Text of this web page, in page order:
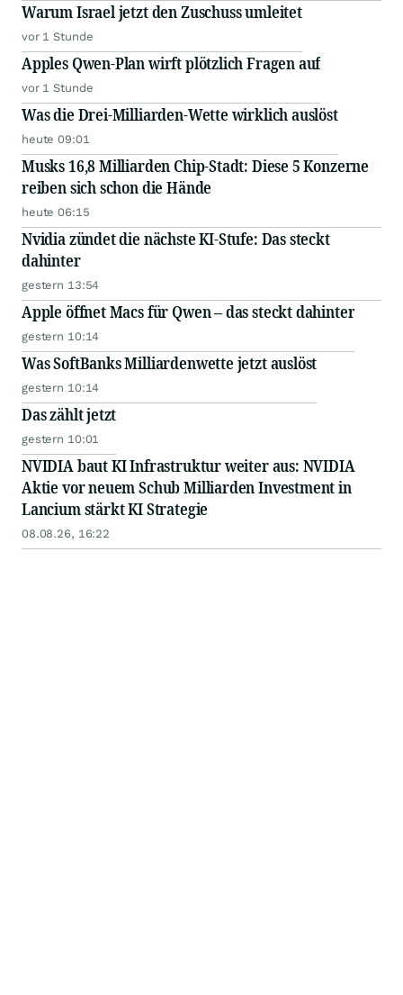
Warum Israel jetzt den Zuschuss umleitet
vor 1 Stunde
Apples Qwen-Plan wirft plötzlich Fragen auf
vor 1 Stunde
Was die Drei-Milliarden-Wette wirklich auslöst
heute 09:01
Musks 16,8 Milliarden Chip-Stadt: Diese 5 Konzerne
reiben sich schon die Hände
heute 06:15
Nvidia zündet die nächste KI-Stufe: Das steckt
dahinter
gestern 13:54
Apple öffnet Macs für Qwen – das steckt dahinter
gestern 10:14
Was SoftBanks Milliardenwette jetzt auslöst
gestern 10:14
Das zählt jetzt
gestern 10:01
NVIDIA baut KI Infrastruktur weiter aus: NVIDIA
Aktie vor neuem Schub Milliarden Investment in
Lancium stärkt KI Strategie
08.08.26, 16:22